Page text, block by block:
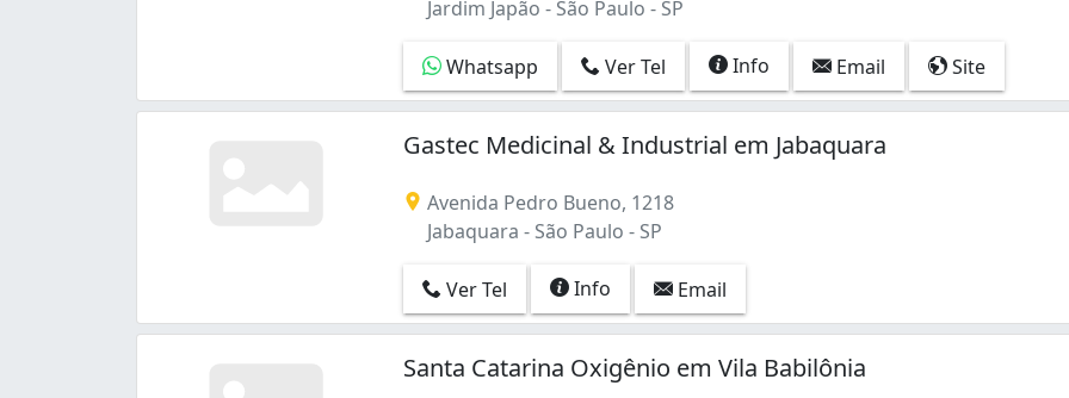
Jardim Japão - São Paulo - SP
Whatsapp Ver Tel Info Email Site
Gastec Medicinal & Industrial em Jabaquara
Avenida Pedro Bueno, 1218
Jabaquara - São Paulo - SP
Ver Tel Info Email
Santa Catarina Oxigênio em Vila Babilônia